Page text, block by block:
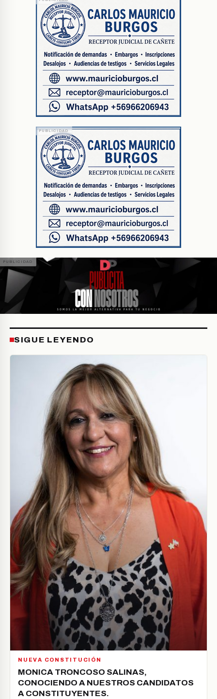
SIGUE LEYENDO
NUEVA CONSTITUCIÓN
MONICA TRONCOSO SALINAS,
CONOCIENDO A NUESTROS CANDIDATOS
A CONSTITUYENTES.